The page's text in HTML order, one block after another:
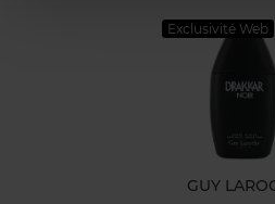
Exclusivité Web
GUY